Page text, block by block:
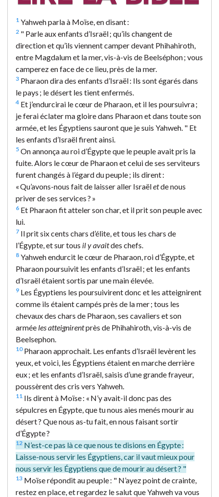
1 Yahweh parla à Moïse, en disant :
2 " Parle aux enfants d’Israël ; qu’ils changent de
direction et qu’ils viennent camper devant Phihahiroth,
entre Magdalum et la mer, vis-à-vis de Beelséphon ; vous
camperez en face de ce lieu, près de la mer.
3 Pharaon dira des enfants d’Israël : Ils sont égarés dans
le pays ; le désert les tient enfermés.
4 Et j’endurcirai le cœur de Pharaon, et il les poursuivra ;
je ferai éclater ma gloire dans Pharaon et dans toute son
armée, et les Égyptiens sauront que je suis Yahweh. " Et
les enfants d’Israël firent ainsi.
5 On annonça au roi d’Égypte que le peuple avait pris la
fuite. Alors le cœur de Pharaon et celui de ses serviteurs
furent changés à l’égard du peuple ; ils dirent :
« Qu’avons-nous fait de laisser aller Israëletde nous
priver de ses services ? »
6 Et Pharaon fit atteler son char, et il prit son peuple avec
lui.
7 Il prit six cents chars d’élite, et tous les chars de
l’Égypte, et sur tous il y avaitdes chefs.
8 Yahweh endurcit le cœur de Pharaon, roi d’Égypte, et
Pharaon poursuivit les enfants d’Israël ; et les enfants
d’Israël étaient sortis par une main élevée.
9 Les Égyptiens les poursuivirent donc et les atteignirent
comme ils étaient campés près de la mer ; tous les
chevaux des chars de Pharaon, ses cavaliers et son
armée les atteignirentprès de Phihahiroth, vis-à-vis de
Beelsephon.
10Pharaon approchait. Les enfants d’Israël levèrent les
yeux, et voici, les Égyptiens étaient en marche derrière
eux ; et les enfants d’Israël, saisis d’une grande frayeur,
poussèrent des cris vers Yahweh.
11 Ils dirent à Moïse : « N’y avait-il donc pas des
sépulcres en Égypte, que tu nous aies menés mourir au
désert ? Que nous as-tu fait, en nous faisant sortir
d’Égypte ?
12 N’est-ce pas là ce que nous te disions en Égypte :
Laisse-nous servir les Égyptiens, car il vaut mieux pour
nous servir les Égyptiens que de mourir au désert ? "
13 Moïse répondit au peuple : " N’ayez point de crainte,
restez en place, et regardez le salut que Yahweh va vous